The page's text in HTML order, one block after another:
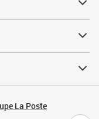
La Poste